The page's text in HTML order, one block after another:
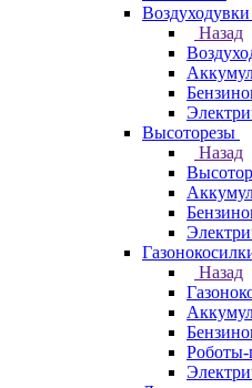
Воздуходувки
Назад
Высоторезы
Назад
Назад
Роботы-